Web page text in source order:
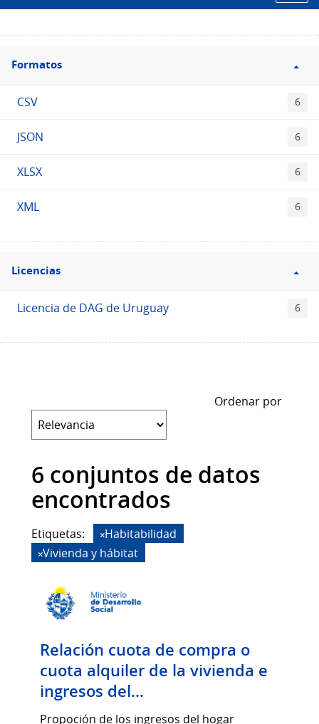
Filtro
Formatos
Formatos
CSV 6
JSON 6
XLSX 6
XML 6
Filtro
Licencias
Licencias
Licencia de DAG de Uruguay 6
Ordenar por
6 conjuntos de datos
encontrados
Etiquetas:
Habitabilidad
Vivienda y hábitat
Relación cuota de compra o
cuota alquiler de la vivienda e
ingresos del...
Propoción de los ingresos del hogar